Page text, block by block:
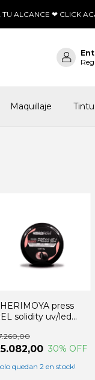
ALCANCE ❤ CLICK ACÁ
Maquillaje
press
solidity uv/led
30% OFF
quedan 2 en stock!